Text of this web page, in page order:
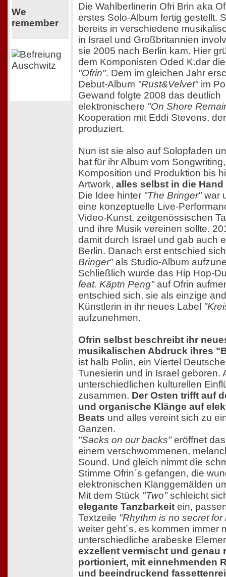
We
remember
Die Wahlberlinerin Ofri Brin aka
erstes Solo-Album fertig gestellt.
bereits in verschiedene
in Israel und Großbritannien
sie 2005 nach Berlin kam. Hier
dem Komponisten Oded K.dar
"Ofrin". Dem im gleichen Jahr
Debut-Album "Rust&Velvet"im
Gewand folgte 2008 das deutlich
elektronischere "On Shore
Kooperation mit Eddi Stevens,
produziert.
Nun ist sie also auf Solopfaden
hat für ihr Album vom
Komposition und Produktion bis
Artwork, alles selbst in die
Die Idee hinter "The Bringer"war
eine konzeptuelle Live-
Video-Kunst, zeitgenössischen
und ihre Musik vereinen sollte.
damit durch Israel und gab auch
Berlin. Danach erst entschied
Bringer"als Studio-Album
Schließlich wurde das Hip Hop-
feat. Käptn Peng"auf Ofrin
entschied sich, sie als einzige
Künstlerin in ihr neues Label
aufzunehmen.
Ofrin selbst beschreibt ihr
musikalischen Abdruck ihres
ist halb Polin, ein Viertel
Tunesierin und in Israel geboren.
unterschiedlichen kulturellen
zusammen. Der Osten trifft auf
und organische Klänge auf
Beats und alles vereint sich zu
Ganzen.
"Sacks on our backs"eröffnet
einem verschwommenen,
Sound. Und gleich nimmt die
Stimme Ofrin´s gefangen, die
elektronischen Klanggemälden
Mit dem Stück "Two"schleicht
elegante Tanzbarkeit ein,
Textzeile "Rhythm is no secret for
weiter geht´s, es kommen immer
unterschiedliche arabeske
exzellent vermischt und genau
portioniert, mit einnehmenden
und beeindruckend